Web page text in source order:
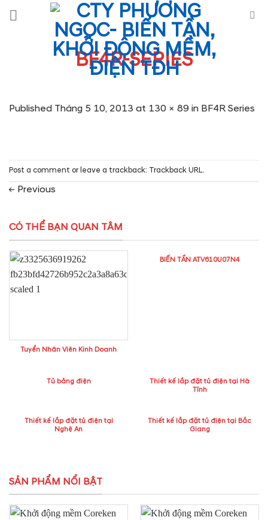
BF4R-SERIES
Published Tháng 5 10, 2013 at 130 × 89 in BF4R Series
Post a comment or leave a trackback: Trackback URL.
← Previous
CÓ THỂ BẠN QUAN TÂM
Tuyển Nhân Viên Kinh Doanh
BIẾN TẦN ATV610U07N4
Tủ bảng điện
Thiết kế lắp đặt tủ điện tại Hà
Tĩnh
Thiết kế lắp đặt tủ điện tại
Nghệ An
Thiết kế lắp đặt tủ điện tại Bắc
Giang
SẢN PHẨM NỔI BẬT